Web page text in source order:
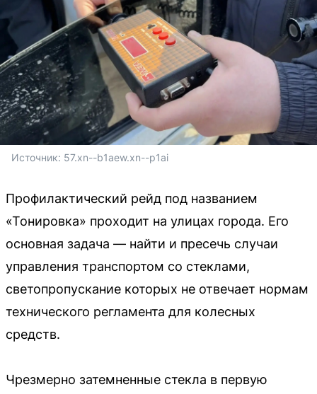
Источник: 57.xn--b1aew.xn--p1ai
Профилактический рейд под названием
«Тонировка» проходит на улицах города. Его
основная задача — найти и пресечь случаи
управления транспортом со стеклами,
светопропускание которых не отвечает нормам
технического регламента для колесных
средств.
Чрезмерно затемненные стекла в первую